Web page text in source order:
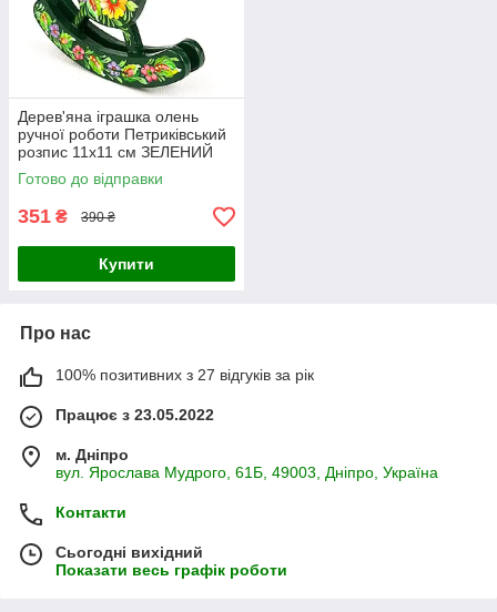
Дерев'яна іграшка олень
ручної роботи Петриківський
розпис 11х11 см ЗЕЛЕНИЙ
Український сувенір
Готово до відправки
351 ₴ 390 ₴
Купити
Про нас
100% позитивних з 27 відгуків за рік
Працює з 23.05.2022
м. Дніпро
вул. Ярослава Мудрого, 61Б, 49003, Дніпро, Україна
Контакти
Сьогодні вихідний
Показати весь графік роботи